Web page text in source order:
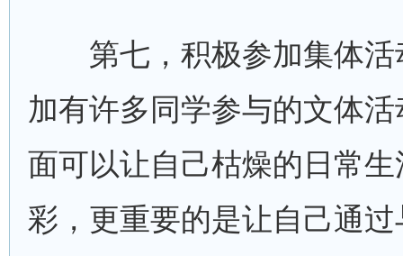
第七，积极参加集体活
加有许多同学参与的文体
面可以让自己枯燥的日常
彩，更重要的是让自己通